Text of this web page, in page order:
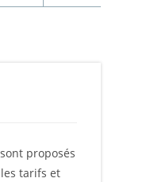
proposés
tarifs et